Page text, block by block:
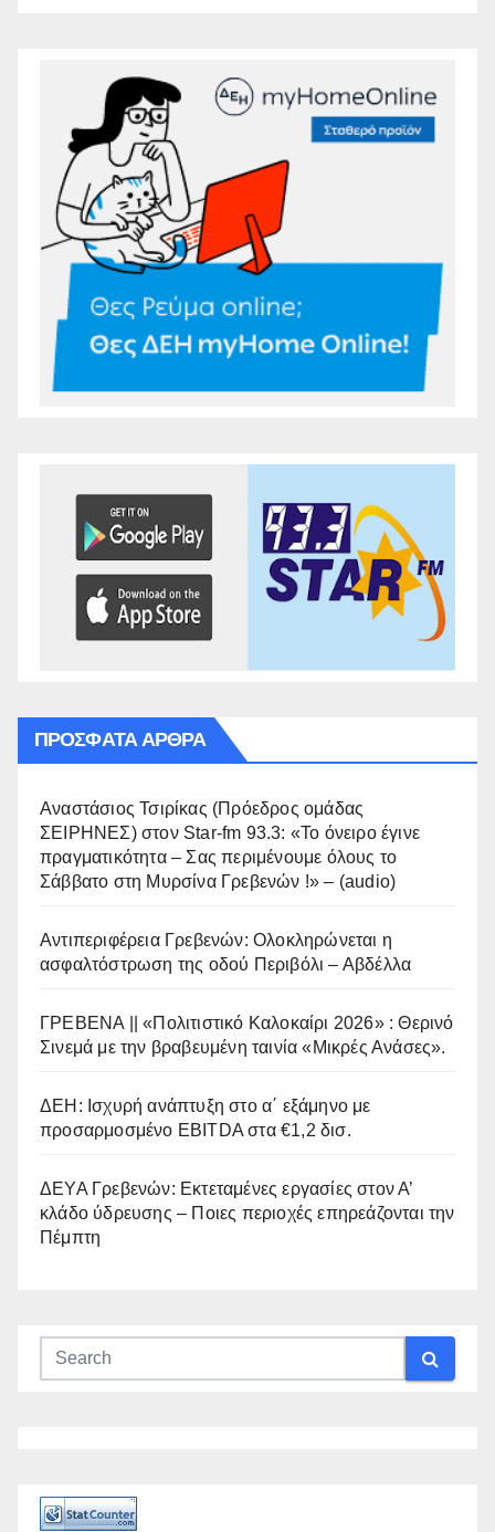
ΠΡΌΣΦΑΤΑ ΆΡΘΡΑ
Αναστάσιος Τσιρίκας (Πρόεδρος ομάδας
ΣΕΙΡΗΝΕΣ) στον Star-fm 93.3: «Το όνειρο έγινε
πραγματικότητα – Σας περιμένουμε όλους το
Σάββατο στη Μυρσίνα Γρεβενών !» – (audio)
Αντιπεριφέρεια Γρεβενών: Ολοκληρώνεται η
ασφαλτόστρωση της οδού Περιβόλι – Αβδέλλα
ΓΡΕΒΕΝΑ || «Πολιτιστικό Καλοκαίρι 2026» : Θερινό
Σινεμά με την βραβευμένη ταινία «Μικρές Ανάσες».
ΔΕΗ: Ισχυρή ανάπτυξη στο α΄ εξάμηνο με
προσαρμοσμένο EBITDA στα €1,2 δισ.
ΔΕΥΑ Γρεβενών: Εκτεταμένες εργασίες στον Α’
κλάδο ύδρευσης – Ποιες περιοχές επηρεάζονται την
Πέμπτη